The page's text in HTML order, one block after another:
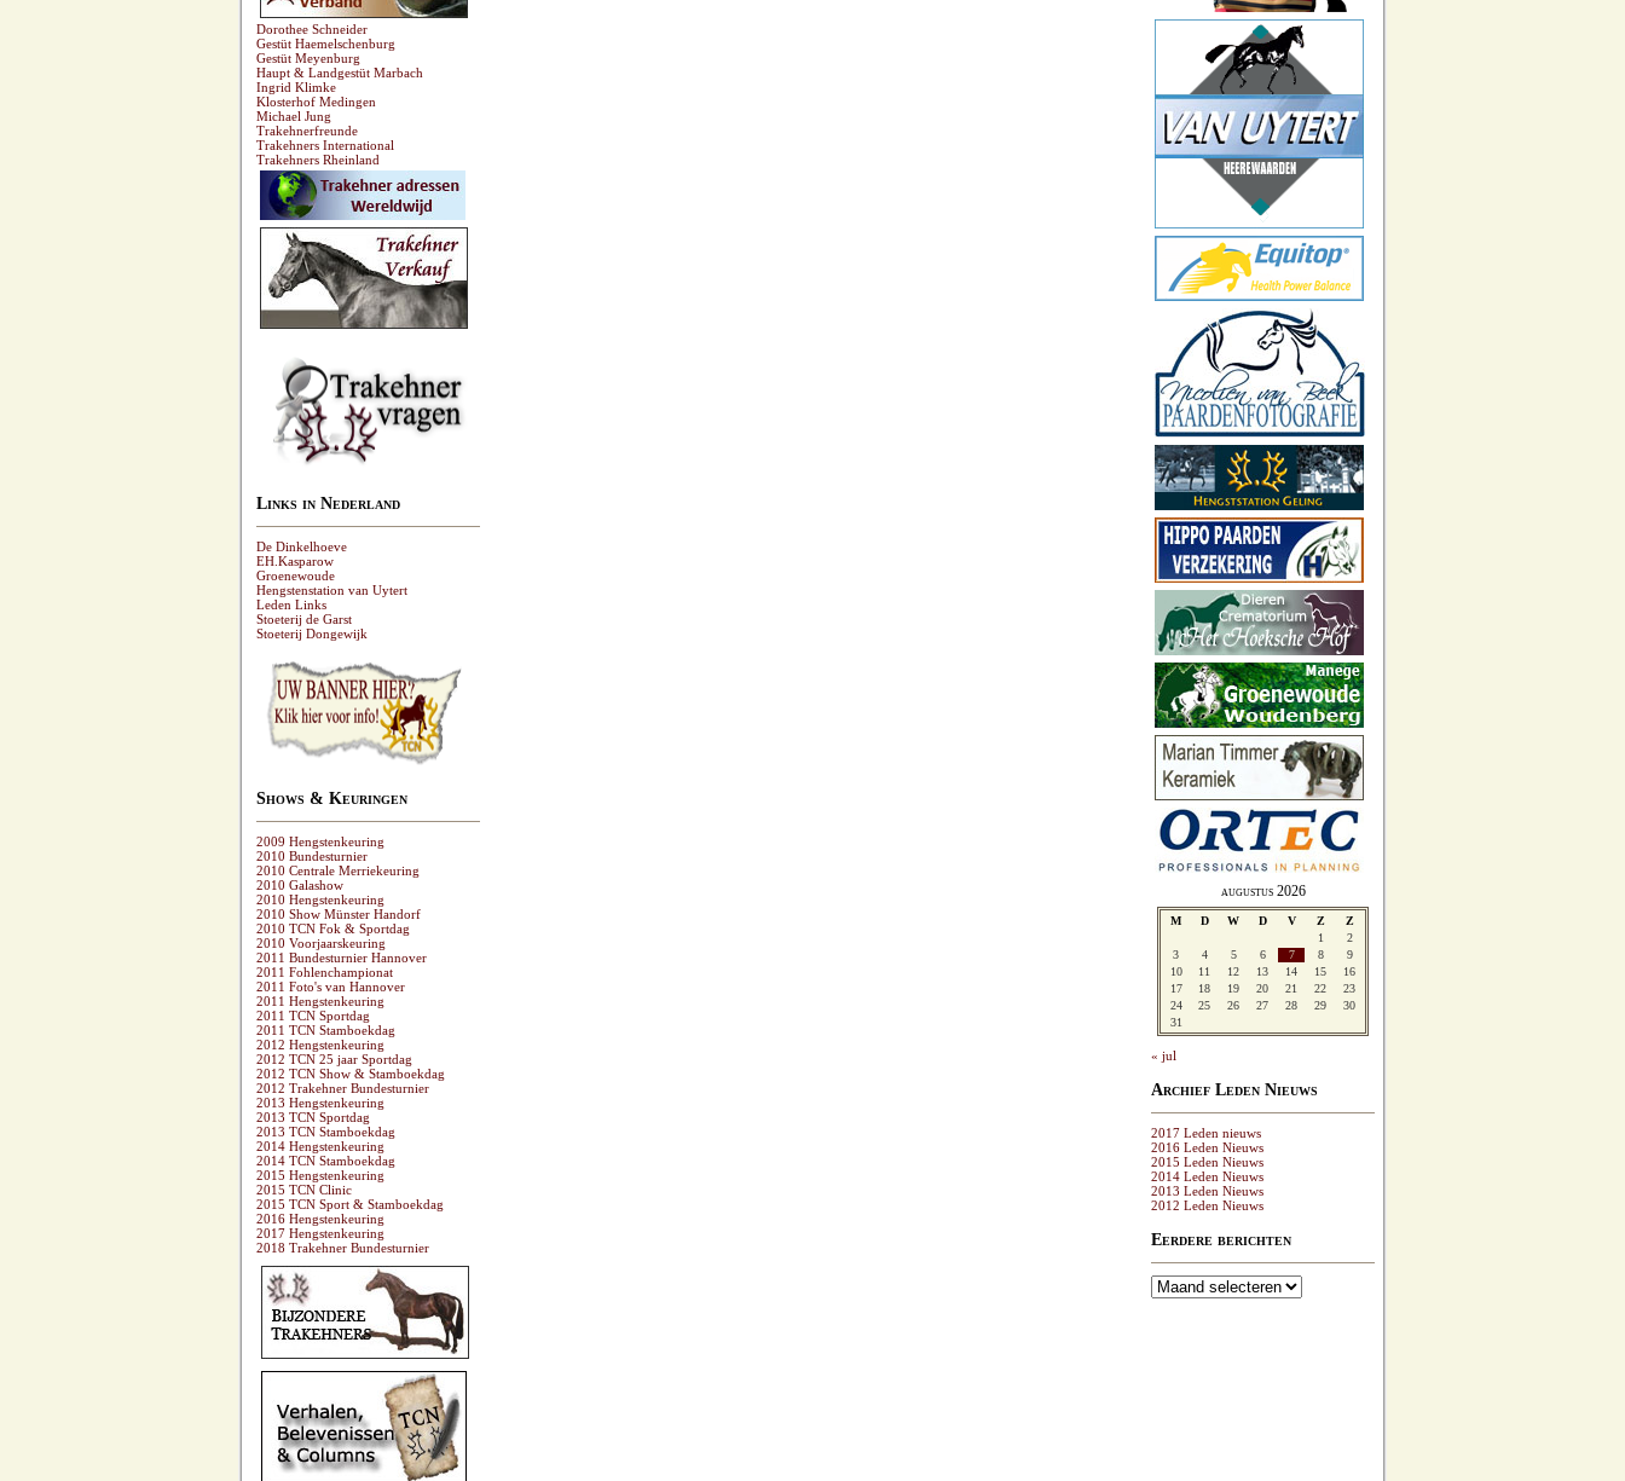
Dorothee Schneider
Gestüt Haemelschenburg
Gestüt Meyenburg
Haupt & Landgestüt Marbach
Ingrid Klimke
Klosterhof Medingen
Michael Jung
Trakehnerfreunde
Trakehners International
Trakehners Rheinland
Links in Nederland
De Dinkelhoeve
EH.Kasparow
Groenewoude
Hengstenstation van Uytert
Leden Links
Stoeterij de Garst
Stoeterij Dongewijk
Shows & Keuringen
2009 Hengstenkeuring
2010 Bundesturnier
2010 Centrale Merriekeuring
2010 Galashow
2010 Hengstenkeuring
2010 Show Münster Handorf
2010 TCN Fok & Sportdag
2010 Voorjaarskeuring
2011 Bundesturnier Hannover
2011 Fohlenchampionat
2011 Foto's van Hannover
2011 Hengstenkeuring
2011 TCN Sportdag
2011 TCN Stamboekdag
2012 Hengstenkeuring
2012 TCN 25 jaar Sportdag
2012 TCN Show & Stamboekdag
2012 Trakehner Bundesturnier
2013 Hengstenkeuring
2013 TCN Sportdag
2013 TCN Stamboekdag
2014 Hengstenkeuring
2014 TCN Stamboekdag
2015 Hengstenkeuring
2015 TCN Clinic
2015 TCN Sport & Stamboekdag
2016 Hengstenkeuring
2017 Hengstenkeuring
2018 Trakehner Bundesturnier
augustus 2026
M D W D V Z
Z
1
2
3
4 5 6 7 8
9
10
11 12 13 14 15
16
17
18 19 20 21 22
23
24
25 26 27 28 29
30
31
« jul
Archief Leden Nieuws
2017 Leden nieuws
2016 Leden Nieuws
2015 Leden Nieuws
2014 Leden Nieuws
2013 Leden Nieuws
2012 Leden Nieuws
Eerdere berichten
Eerdere
berichten